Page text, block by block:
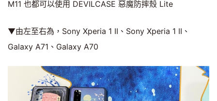
M11 也都可以使用 DEVILCASE 惡魔防摔殼 Lite
▼由左至右為，Sony Xperia 1 II、Sony Xperia 1 II、
Galaxy A71、Galaxy A70